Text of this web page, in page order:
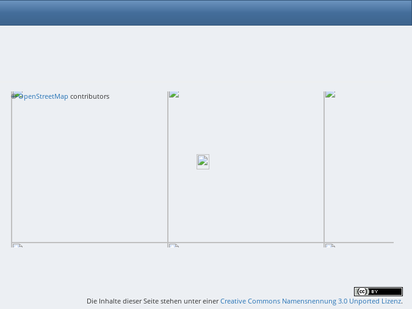
+−
©OpenStreetMap contributors
Die Inhalte dieser Seite stehen unter einerCreative Commons Namensnennung 3.0 Unported Lizenz.